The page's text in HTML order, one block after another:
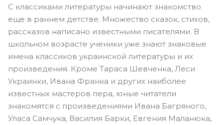
С классиками литературы начинают знакомство
еще в раннем детстве. Множество сказок, стихов,
рассказов написано известными писателями. В
школьном возрасте ученики уже знают знаковые
имена классиков украинской литературы и их
произведения. Кроме Тараса Шевченка, Леси
Украинки, Ивана Франка и других наиболее
известных мастеров пера, юные читатели
знакомятся с произведениями Ивана Багряного,
Уласа Самчука, Василия Барки, Евгения Маланюка,